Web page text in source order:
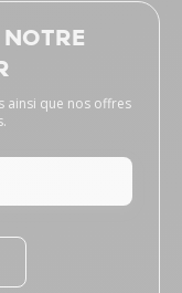
NOTRE
ainsi que nos offres